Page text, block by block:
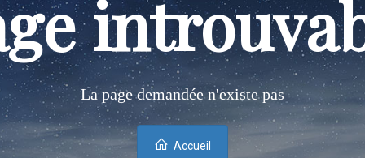
La page demandée n'existe pas
Accueil